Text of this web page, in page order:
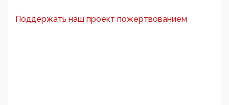
Поддержать наш проект пожертвованием